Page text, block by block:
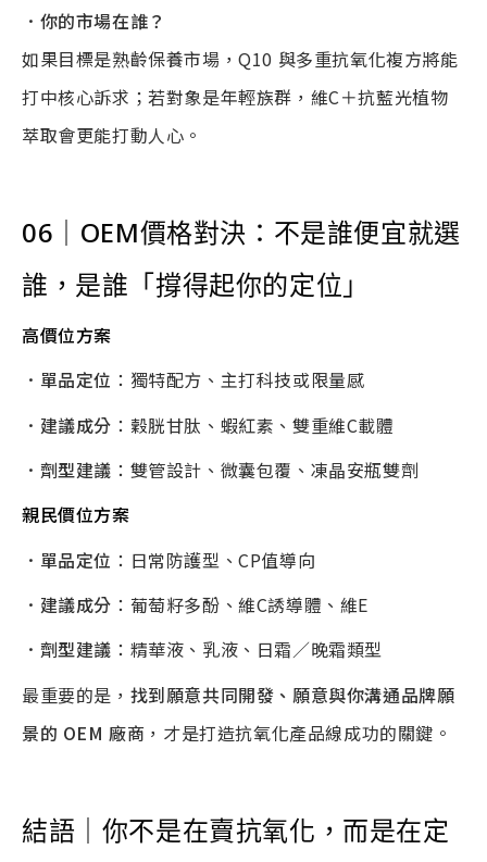
．你的市場在誰？
如果目標是熟齡保養市場，Q10 與多重抗氧化複方將能
打中核心訴求；若對象是年輕族群，維C＋抗藍光植物
萃取會更能打動人心。
06 ｜ OEM價格對決：不是誰便宜就選
誰，是誰「撐得起你的定位」
高價位方案
．單品定位 ：獨特配方、主打科技或限量感
．建議成分 ：穀胱甘肽、蝦紅素、雙重維C載體
．劑型建議 ：雙管設計、微囊包覆、凍晶安瓶雙劑
親民價位方案
．單品定位 ：日常防護型、CP值導向
．建議成分 ：葡萄籽多酚、維C誘導體、維E
．劑型建議 ：精華液、乳液、日霜／晚霜類型
最重要的是， 找到願意共同開發、願意與你溝通品牌願
景的 OEM廠商 ，才是打造抗氧化產品線成功的關鍵。
結語｜你不是在賣抗氧化，而是在定